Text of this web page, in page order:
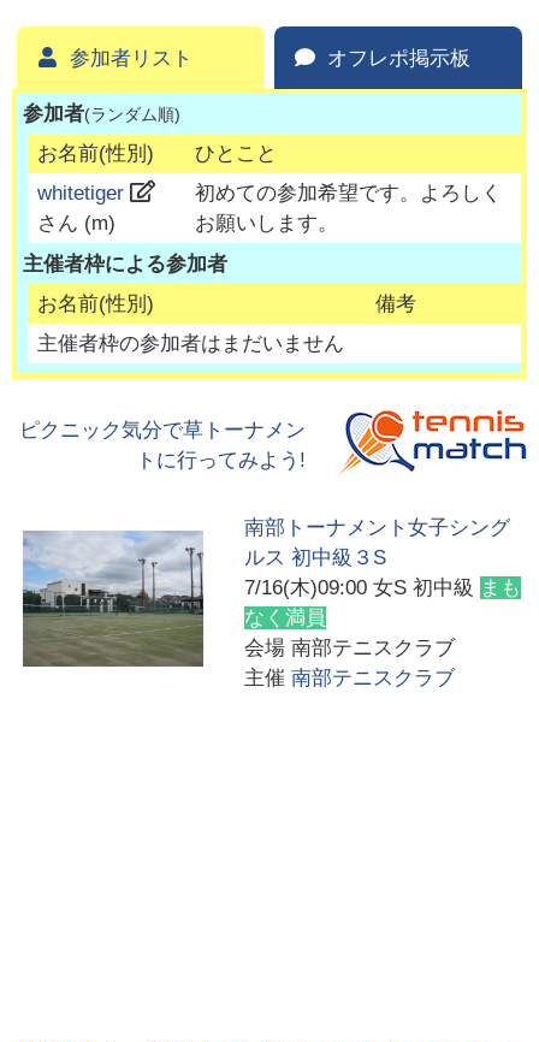
参加者リスト オフレポ掲示板
参加者(ランダム順)
お名前(性別)
ひとこと
whitetiger
さん (m)
初めての参加希望です。よろしく
お願いします。
主催者枠による参加者
お名前(性別)
備考
主催者枠の参加者はまだいません
ピクニック気分で草トーナメン
トに行ってみよう!
南部トーナメント女子シング
ルス 初中級３S
7/16(木)09:00 女S 初中級 まも
なく満員
会場 南部テニスクラブ
主催 南部テニスクラブ